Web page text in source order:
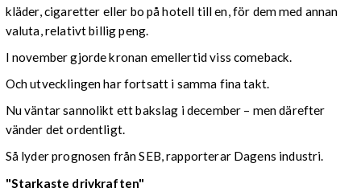
kläder, cigaretter eller bo på hotell till en, för dem med annan
valuta, relativt billig peng.
I november gjorde kronan emellertid viss comeback.
Och utvecklingen har fortsatt i samma fina takt.
Nu väntar sannolikt ett bakslag i december – men därefter
vänder det ordentligt.
Så lyder prognosen från SEB, rapporterar Dagens industri.
"Starkaste drivkraften"